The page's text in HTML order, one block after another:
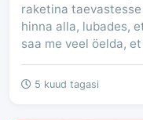
raketina
hinna alla, lubades,
saa me veel öelda, et
5 kuud tagasi